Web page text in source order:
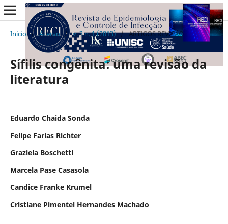
Início / Acervo / v. 3 n. 1 (2013) / ARTIGOS REVISÃO
Sífilis congênita: uma revisão da
literatura
Eduardo Chaida Sonda
Felipe Farias Richter
Graziela Boschetti
Marcela Pase Casasola
Candice Franke Krumel
Cristiane Pimentel Hernandes Machado